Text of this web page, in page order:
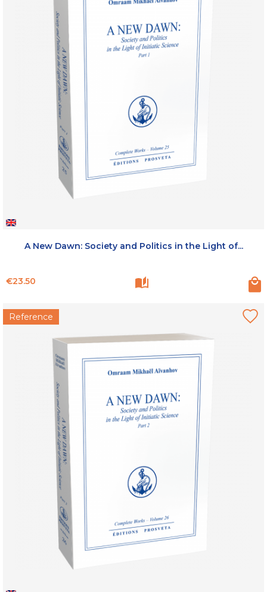
A New Dawn: Society and Politics in the Light of...
Price
€23.50
Reference